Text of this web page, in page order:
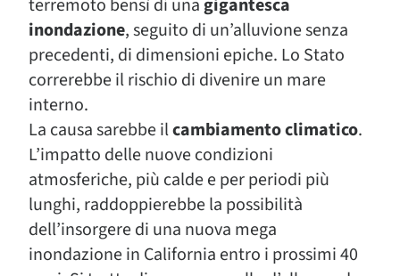
terremoto bensì di unagigantesca
inondazione, seguito di un’alluvione senza
precedenti, di dimensioni epiche. Lo Stato
correrebbe il rischio di divenire un mare
interno.
La causa sarebbe ilcambiamento climatico.
L’impatto delle nuove condizioni
atmosferiche, più calde e per periodi più
lunghi, raddoppierebbe la possibilità
dell’insorgere di una nuova mega
inondazione in California entro i prossimi 40